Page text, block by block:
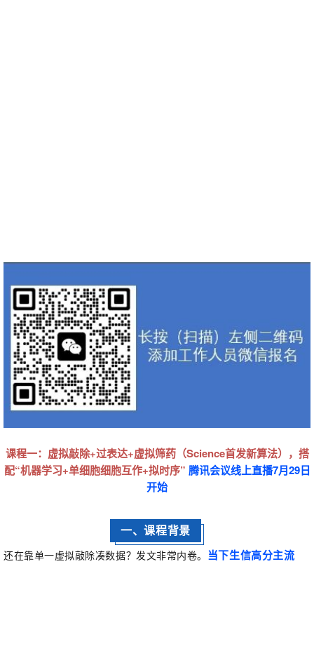
课程一：虚拟敲除+过表达+虚拟筛药（Science首发新算法），搭
配“机器学习+单细胞细胞互作+拟时序” 腾讯会议线上直播7月29日
开始
一、课程背景
还在靠单一虚拟敲除凑数据？发文非常内卷。 当下生信高分主流